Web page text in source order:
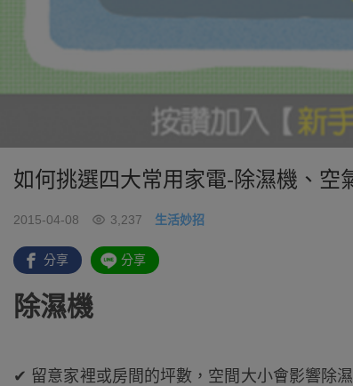
如何挑選四大常用家電-除濕機、空
2015-04-08 3,237 生活妙招
分享 分享
除濕機
✔ 留意家裡或房間的坪數，空間大小會影響除